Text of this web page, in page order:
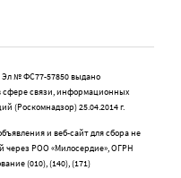
№ ФС77-57850 выдано
сфере связи, информационных
(Роскомнадзор) 25.04.2014 г.
и веб-сайт для сбора не
через РОО «Милосердие», ОГРН
(010), (140), (171)